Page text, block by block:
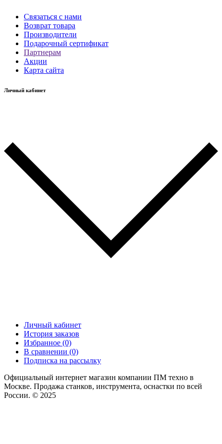
Связаться с нами
Возврат товара
Производители
Подарочный сертификат
Партнерам
Акции
Карта сайта
Личный кабинет
Личный кабинет
История заказов
Избранное (0)
В сравнении (0)
Подписка на рассылку
Официальный интернет магазин компании ПМ техно в
Москве. Продажа станков, инструмента, оснастки по всей
России. © 2025